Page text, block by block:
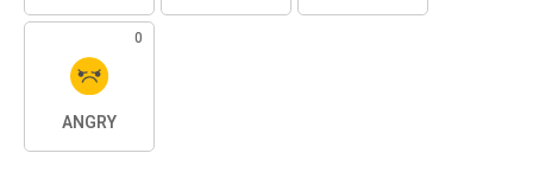
0
ANGRY